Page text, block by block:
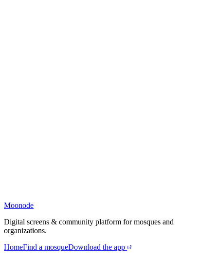
Moonode
Digital screens & community platform for mosques and
organizations.
HomeFind a mosqueDownload the app